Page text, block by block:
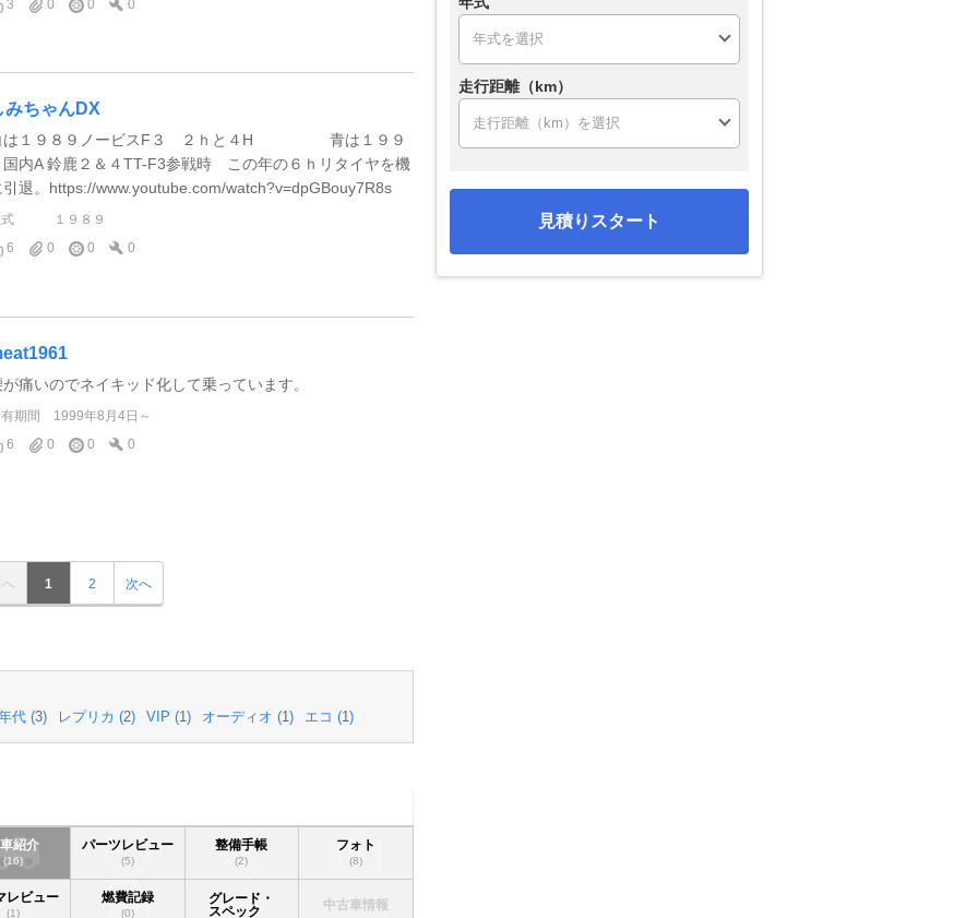
3
0 0 0
みちゃんDX
は１９８９ノービスF３ ２ｈと４H 青は１９９
国内A 鈴鹿２＆４TT-F3参戦時 この年の６ｈリタイヤを機
引退。https://www.youtube.com/watch?v=dpGBouy7R8s
１９８９
6
0 0 0
が痛いのでネイキッド化して乗っています。
期間
1999年8月4日～
6
0 0 0
1 2 次へ
代 (3) レプリカ (2) VIP (1 ) オーディオ (1 ) エコ (1 )
紹介
(16)
パーツレビュー
(5)
整備手帳
(2)
フォト
(8)
レビュー
(1)
燃費記録
(0)
グレード・
スペック
中古車情報
走行距離（km）
見積りスタート